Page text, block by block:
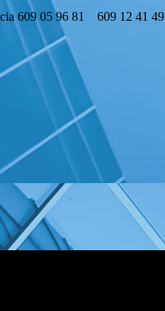
609 05 96 81 609 12 41 49